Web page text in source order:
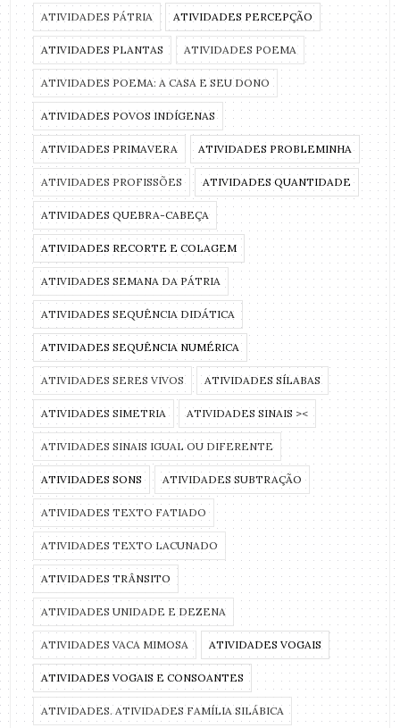
ATIVIDADES PÁTRIA ATIVIDADES PERCEPÇÃO
ATIVIDADES PLANTAS ATIVIDADES POEMA
ATIVIDADES POEMA: A CASA E SEU DONO
ATIVIDADES POVOS INDÍGENAS
ATIVIDADES PRIMAVERA ATIVIDADES PROBLEMINHA
ATIVIDADES PROFISSÕES ATIVIDADES QUANTIDADE
ATIVIDADES QUEBRA-CABEÇA
ATIVIDADES RECORTE E COLAGEM
ATIVIDADES SEMANA DA PÁTRIA
ATIVIDADES SEQUÊNCIA DIDÁTICA
ATIVIDADES SEQUÊNCIA NUMÉRICA
ATIVIDADES SERES VIVOS ATIVIDADES SÍLABAS
ATIVIDADES SIMETRIA ATIVIDADES SINAIS ><
ATIVIDADES SINAIS IGUAL OU DIFERENTE
ATIVIDADES SONS ATIVIDADES SUBTRAÇÃO
ATIVIDADES TEXTO FATIADO
ATIVIDADES TEXTO LACUNADO
ATIVIDADES TRÂNSITO
ATIVIDADES UNIDADE E DEZENA
ATIVIDADES VACA MIMOSA ATIVIDADES VOGAIS
ATIVIDADES VOGAIS E CONSOANTES
ATIVIDADES. ATIVIDADES FAMÍLIA SILÁBICA